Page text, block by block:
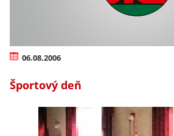
06.08.2006
Športový deň